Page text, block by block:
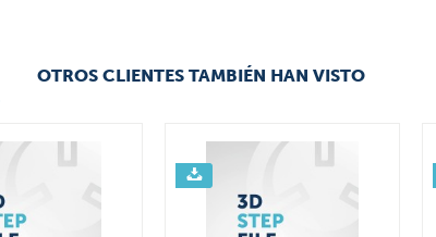
OTROS CLIENTES TAMBIÉN HAN VISTO